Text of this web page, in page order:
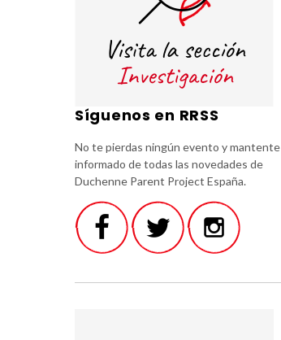
Síguenos en RRSS
No te pierdas ningún evento y mantente
informado de todas las novedades de
Duchenne Parent Project España.